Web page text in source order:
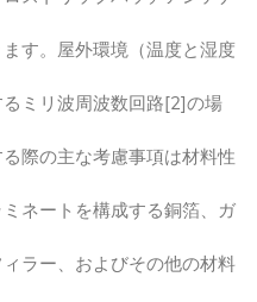
す。屋外環境（温度と湿度
ミリ波周波数回路[2]の場
際の主な考慮事項は材料性
ネートを構成する銅箔、ガ
ラー、およびその他の材料